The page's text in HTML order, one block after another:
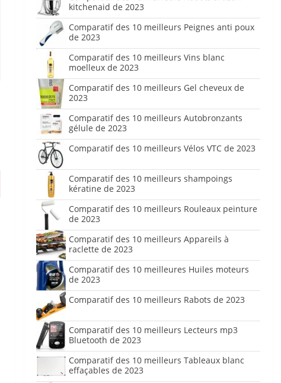
kitchenaid de 2023
Comparatif des 10 meilleurs Peignes anti poux
de 2023
Comparatif des 10 meilleurs Vins blanc
moelleux de 2023
Comparatif des 10 meilleurs Gel cheveux de
2023
Comparatif des 10 meilleurs Autobronzants
gélule de 2023
Comparatif des 10 meilleurs Vélos VTC de 2023
Comparatif des 10 meilleurs shampoings
kératine de 2023
Comparatif des 10 meilleurs Rouleaux peinture
de 2023
Comparatif des 10 meilleurs Appareils à
raclette de 2023
Comparatif des 10 meilleures Huiles moteurs
de 2023
Comparatif des 10 meilleurs Rabots de 2023
Comparatif des 10 meilleurs Lecteurs mp3
Bluetooth de 2023
Comparatif des 10 meilleurs Tableaux blanc
effaçables de 2023